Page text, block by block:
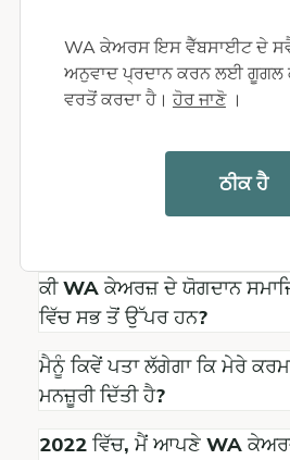
ਕੀ ਮੈਨੂੰ ਹੁਣ ਆਪਣੇ ਕਰਮਚਾਰੀਆਂ
ਕੀ WA ਕੇਅਰਜ਼ ਦੇ ਯੋਗਦਾਨ
ਵਿੱਚ ਸਭ ਤੋਂ ਉੱਪਰ ਹਨ?
ਮੈਨੂੰ ਕਿਵੇਂ ਪਤਾ ਲੱਗੇਗਾ ਕਿ ਮੇਰੇ
ਮਨਜ਼ੂਰੀ ਦਿੱਤੀ ਹੈ?
2022 ਵਿੱਚ, ਮੈਂ ਆਪਣੇ WA
WA ਕੇਅਰਸ ਇਸ ਵੈੱਬਸਾਈਟ ਦੇ
ਅਨੁਵਾਦ ਪ੍ਰਦਾਨ ਕਰਨ ਲਈ ਗੂਗਲ
ਵਰਤੋਂ ਕਰਦਾ ਹੈ। ਹੋਰ ਜਾਣੋ।
ਠੀਕ ਹੈ